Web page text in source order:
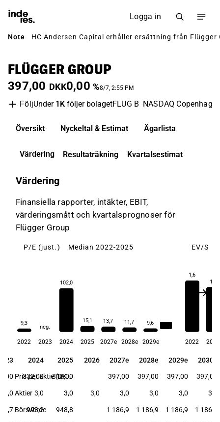
Logga in
Note HC Andersen Capital erhåller ersättning från
FLÜGGER GROUP
397,00 DKK0,00 %8/7, 2:55 PM
FöljUnder 1K följer bolagetFLUG B NASDAQ
Översikt Nyckeltal & Estimat Ägarlista
Värdering Resultaträkning Kvartalsestimat
Värdering
Finansiella rapporter, intäkter, EBIT,
värderingsmått och kvartalsprognoser för
Flügger Group
P/E (just.) Median 2022-2025
9,3
neg.
102,0
15,1 13,7 11,7 9,6
2022 2023 2024 2025 2027e 2028e 2029e
EV/S
1,6
1,4
2022 2023
2024 2025 2026 2027e 2028e 2029e 2030e
2024 2025 2026 2027e 2028e 2029e 2030e
Pris per aktie (DKK)
332,00 318,00 397,00 397,00 397,00 397,00
Aktier
3,0 3,0 3,0 3,0 3,0 3,0 3,0 3,0
Börsvärde
993,2 948,8 1 186,9 1 186,9 1 186,9 1 186,9